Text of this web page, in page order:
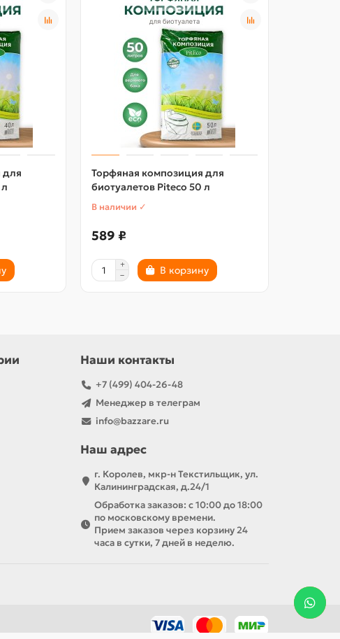
для
Торфяная композиция для
биотуалетов Piteco 50 л
В наличии ✓
589 ₽
В корзину
Наши контакты
+7 (499) 404-26-48
Менеджер в телеграм
info@bazzare.ru
Наш адрес
г. Королев, мкр-н Текстильщик, ул.
Калининградская, д.24/1
Обработка заказов: с 10:00 до 18:00
по московскому времени.
Прием заказов через корзину 24
часа в сутки, 7 дней в неделю.